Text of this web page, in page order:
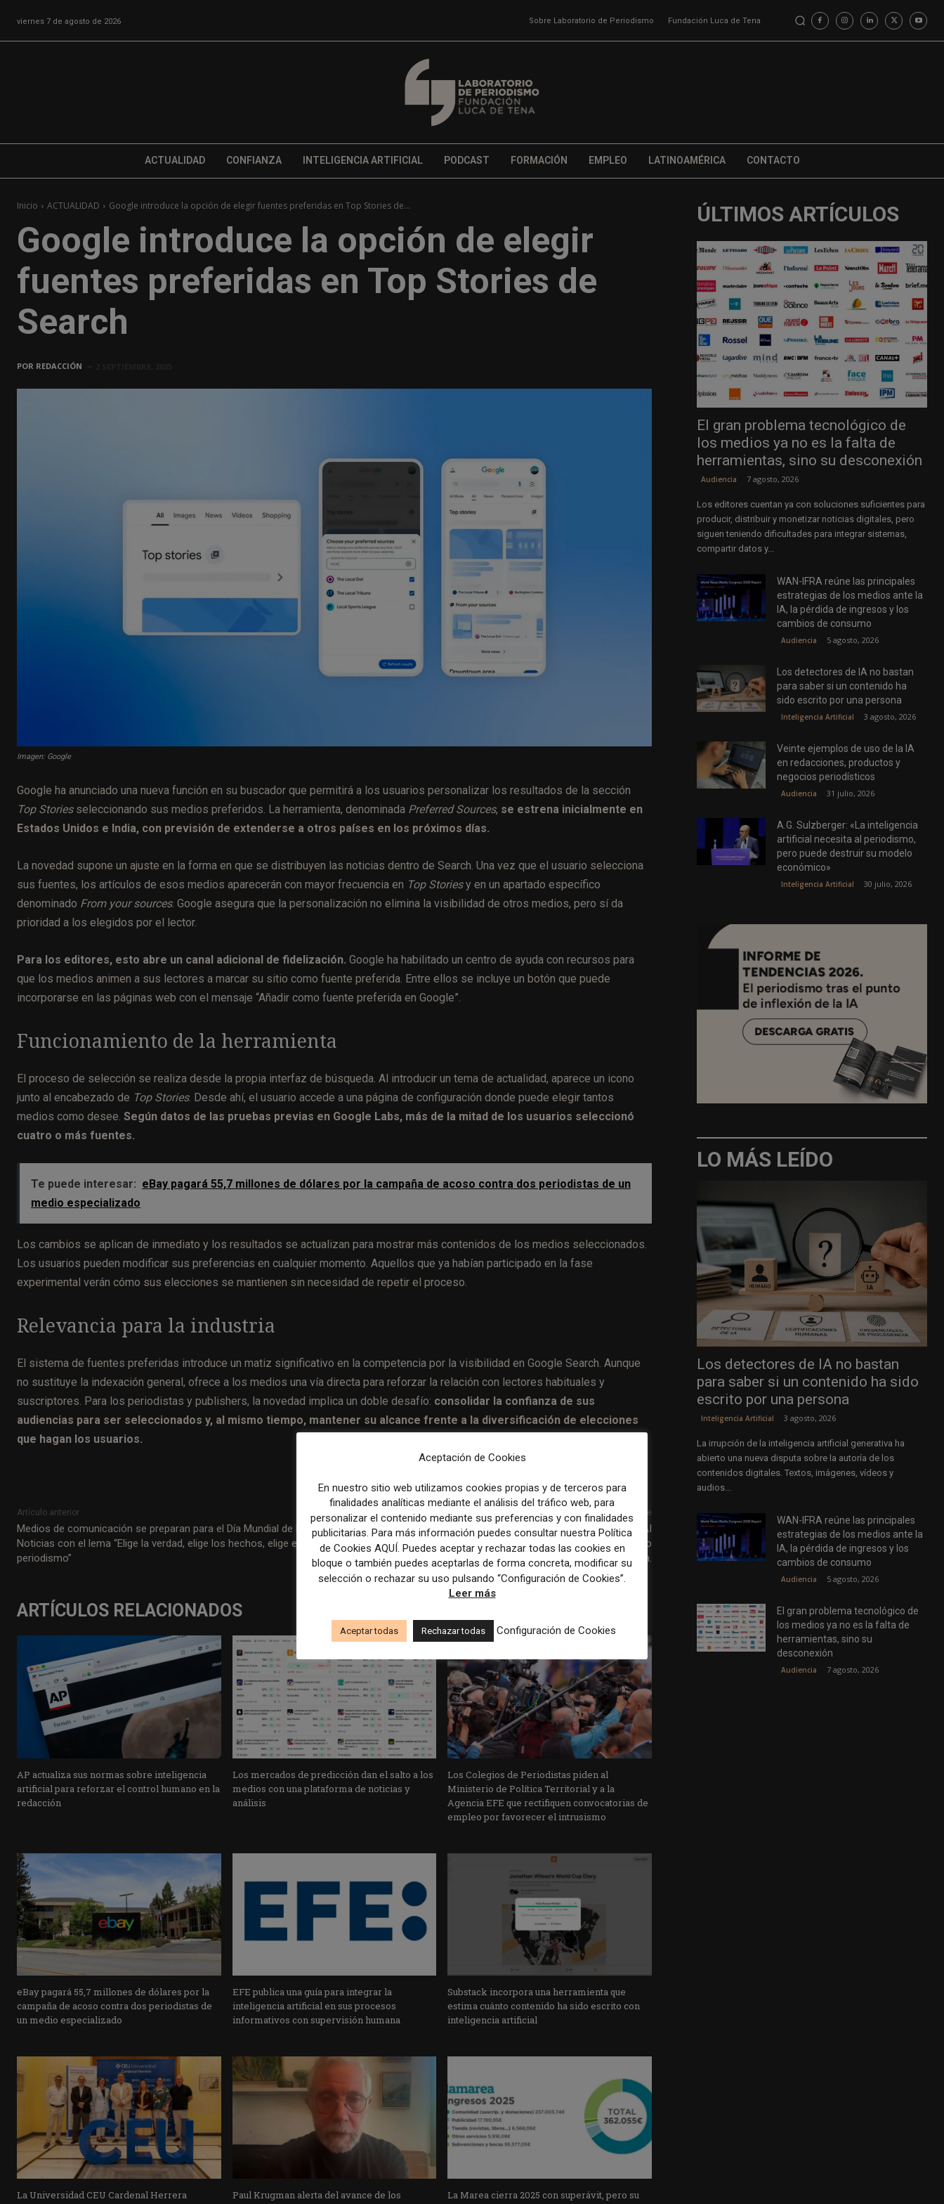
viernes 7 de agosto de 2026 Sobre Laboratorio de Periodismo Fundación Luca de Tena
ACTUALIDAD CONFIANZA INTELIGENCIA ARTIFICIAL PODCAST FORMACIÓN EMPLEO LATINOAMÉRICA CONTACTO
Inicio ACTUALIDAD Google introduce la opción de elegir fuentes preferidas en Top Stories de...
Google introduce la opción de elegir
fuentes preferidas en Top Stories de
Search
POR REDACCIÓN
Imagen: Google
Google ha anunciado una nueva función en su buscador que permitirá a los usuarios personalizar los resultados de la sección
Top Storiesseleccionando sus medios preferidos. La herramienta, denominada Preferred Sources, se estrena inicialmente en
Estados Unidos e India, con previsión de extenderse a otros países en los próximos días.
La novedad supone un ajuste en la forma en que se distribuyen las noticias dentro de Search. Una vez que el usuario selecciona
sus fuentes, los artículos de esos medios aparecerán con mayor frecuencia en Top Storiesy en un apartado específico
denominado From your sources. Google asegura que la personalización no elimina la visibilidad de otros medios, pero sí da
prioridad a los elegidos por el lector.
Para los editores, esto abre un canal adicional de fidelización. Google ha habilitado un centro de ayuda con recursos para
que los medios animen a sus lectores a marcar su sitio como fuente preferida. Entre ellos se incluye un botón que puede
incorporarse en las páginas web con el mensaje “Añadir como fuente preferida en Google”.
Funcionamiento de la herramienta
El proceso de selección se realiza desde la propia interfaz de búsqueda. Al introducir un tema de actualidad, aparece un icono
junto al encabezado de Top Stories. Desde ahí, el usuario accede a una página de configuración donde puede elegir tantos
medios como desee. Según datos de las pruebas previas en Google Labs, más de la mitad de los usuarios seleccionó
cuatro o más fuentes.
Te puede interesar: eBay pagará 55,7 millones de dólares por la campaña de acoso contra dos periodistas de un
medio especializado
Los cambios se aplican de inmediato y los resultados se actualizan para mostrar más contenidos de los medios seleccionados.
Los usuarios pueden modificar sus preferencias en cualquier momento. Aquellos que ya habían participado en la fase
experimental verán cómo sus elecciones se mantienen sin necesidad de repetir el proceso.
Relevancia para la industria
El sistema de fuentes preferidas introduce un matiz significativo en la competencia por la visibilidad en Google Search. Aunque
no sustituye la indexación general, ofrece a los medios una vía directa para reforzar la relación con lectores habituales y
suscriptores. Para los periodistas y publishers, la novedad implica un doble desafío: consolidar la confianza de sus
audiencias para ser seleccionados y, al mismo tiempo, mantener su alcance frente a la diversificación de elecciones
que hagan los usuarios.
Artículo anterior
Medios de comunicación se preparan para el Día Mundial de las
Noticias con el lema “Elige la verdad, elige los hechos, elige el
periodismo”
Artículo siguiente
Cloudflare’s Matthew Prince has a plan to get Google and the AI
oliigarchs to pay for your content even though many are used to
getting it for free. He might have enough leverage to make them.
ARTÍCULOS RELACIONADOS
AP actualiza sus normas sobre inteligencia
artificial para reforzar el control humano en la
redacción
Los mercados de predicción dan el salto a los
medios con una plataforma de noticias y
análisis
Los Colegios de Periodistas piden al
Ministerio de Política Territorial y a la
Agencia EFE que rectifiquen convocatorias de
empleo por favorecer el intrusismo
eBay pagará 55,7 millones de dólares por la
campaña de acoso contra dos periodistas de
un medio especializado
EFE publica una guía para integrar la
inteligencia artificial en sus procesos
informativos con supervisión humana
Substack incorpora una herramienta que
estima cuánto contenido ha sido escrito con
inteligencia artificial
La Universidad CEU Cardenal Herrera
Paul Krugman alerta del avance de los
La Marea cierra 2025 con superávit, pero su
ÚLTIMOS ARTÍCULOS
El gran problema tecnológico de
los medios ya no es la falta de
herramientas, sino su desconexión
Audiencia 7 agosto, 2026
Los editores cuentan ya con soluciones suficientes para
producir, distribuir y monetizar noticias digitales, pero
siguen teniendo dificultades para integrar sistemas,
compartir datos y...
WAN-IFRA reúne las principales
estrategias de los medios ante la
IA, la pérdida de ingresos y los
cambios de consumo
Audiencia 5 agosto, 2026
Los detectores de IA no bastan
para saber si un contenido ha
sido escrito por una persona
Inteligencia Artificial 3 agosto, 2026
Veinte ejemplos de uso de la IA
en redacciones, productos y
negocios periodísticos
Audiencia 31 julio, 2026
A.G. Sulzberger: «La inteligencia
artificial necesita al periodismo,
pero puede destruir su modelo
económico»
Inteligencia Artificial 30 julio, 2026
LO MÁS LEÍDO
Los detectores de IA no bastan
para saber si un contenido ha sido
escrito por una persona
Inteligencia Artificial 3 agosto, 2026
La irrupción de la inteligencia artificial generativa ha
abierto una nueva disputa sobre la autoría de los
contenidos digitales. Textos, imágenes, vídeos y
audios...
WAN-IFRA reúne las principales
estrategias de los medios ante la
IA, la pérdida de ingresos y los
cambios de consumo
Audiencia 5 agosto, 2026
El gran problema tecnológico de
los medios ya no es la falta de
herramientas, sino su
desconexión
Audiencia 7 agosto, 2026
Aceptación de Cookies
En nuestro sitio web utilizamos cookies propias y de terceros para
finalidades analíticas mediante el análisis del tráfico web, para
personalizar el contenido mediante sus preferencias y con finalidades
publicitarias. Para más información puedes consultar nuestra Política
de Cookies AQUÍ. Puedes aceptar y rechazar todas las cookies en
bloque o también puedes aceptarlas de forma concreta, modificar su
selección o rechazar su uso pulsando “Configuración de Cookies”.
Leer más
Aceptar todas Rechazar todas Configuración de Cookies